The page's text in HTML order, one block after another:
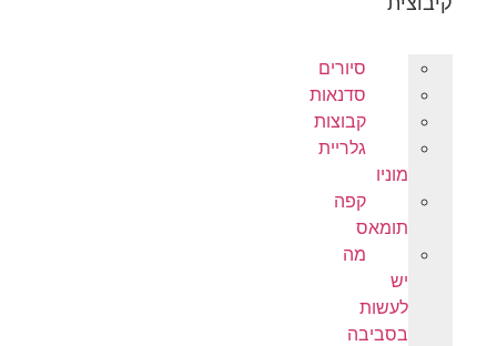
סיורים
סדנאות
קבוצות
גלריית
מוניו
קפה
תומאס
מה
יש
לעשות
בסביבה